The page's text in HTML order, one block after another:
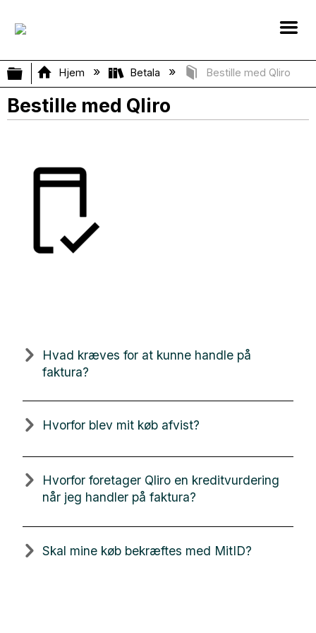
Vis/skjul global hierarki
Hjem Betala Bestille med Qliro
Bestille med Qliro
Hvad kræves for at kunne handle på
faktura?
Hvorfor blev mit køb afvist?
Hvorfor foretager Qliro en kreditvurdering
når jeg handler på faktura?
Skal mine køb bekræftes med MitID?